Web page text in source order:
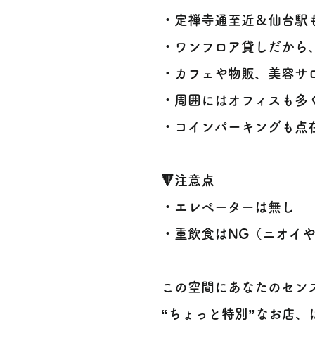
・定禅寺通至近＆仙台駅
・ワンフロア貸しだか
・カフェや物販、美容
・周囲にはオフィスも
・コインパーキングも
🔻注意点
・エレベーターは無し
・重飲食はNG（ニオイ
この空間にあなたのセン
“ちょっと特別”なお店